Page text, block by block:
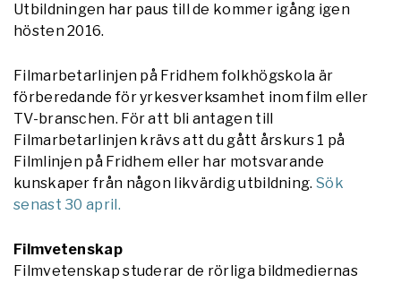
Utbildningen har paus till de kommer igång igen
hösten 2016.
Filmarbetarlinjen på Fridhem folkhögskola är
förberedande för yrkesverksamhet inom film eller
TV-branschen. För att bli antagen till
Filmarbetarlinjen krävs att du gått årskurs 1 på
Filmlinjen på Fridhem eller har motsvarande
kunskaper från någon likvärdig utbildning. Sök
senast 30 april.
Filmvetenskap
Filmvetenskap studerar de rörliga bildmediernas